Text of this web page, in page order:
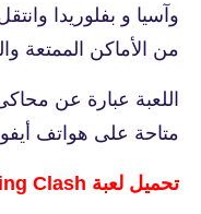
وآسيا و بفلوريدا
من الأماكن الممتعة
اللعبة عبارة عن
متاحة على هواتف
تحميل لعبة Fishing Clash للأيفون